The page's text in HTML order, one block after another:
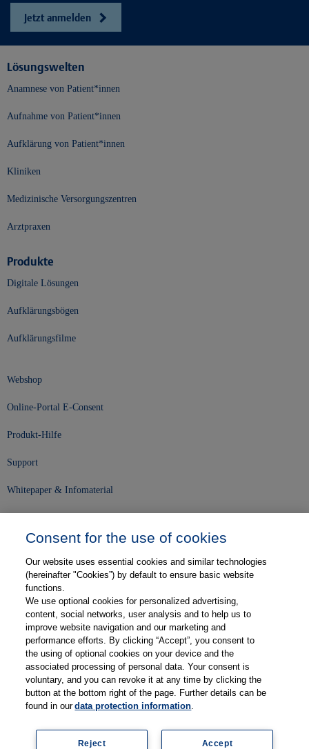
Jetzt anmelden
Lösungswelten
Anamnese von Patient*innen
Aufnahme von Patient*innen
Aufklärung von Patient*innen
Kliniken
Medizinische Versorgungszentren
Arztpraxen
Produkte
Digitale Lösungen
Aufklärungsbögen
Aufklärungsfilme
Webshop
Online-Portal E-Consent
Produkt-Hilfe
Support
Whitepaper & Infomaterial
Karriere
Kontakt
Web-Semniare
Anwenderberichte
Partner
Consent for the use of cookies
Our website uses essential cookies and similar technologies
(hereinafter "Cookies”) by default to ensure basic website
functions.
We use optional cookies for personalized advertising,
content, social networks, user analysis and to help us to
improve website navigation and our marketing and
performance efforts. By clicking “Accept”, you consent to
the using of optional cookies on your device and the
associated processing of personal data. Your consent is
voluntary, and you can revoke it at any time by clicking the
button at the bottom right of the page. Further details can be
found in ourdata protection information.
Accept
Reject